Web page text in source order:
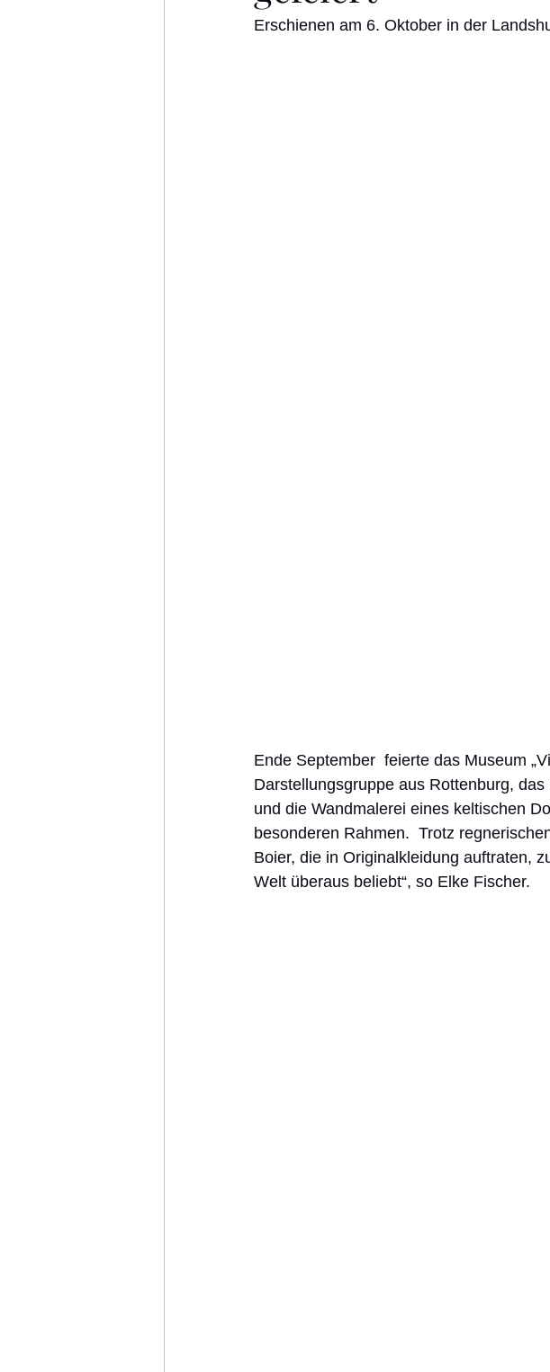
Erschienen am 6. Oktober in der
Ende September  feierte das Museum
Darstellungsgruppe aus Rottenburg,
und die Wandmalerei eines keltischen
besonderen Rahmen.  Trotz
Boier, die in Originalkleidung auftraten,
Welt überaus beliebt“, so Elke Fischer.